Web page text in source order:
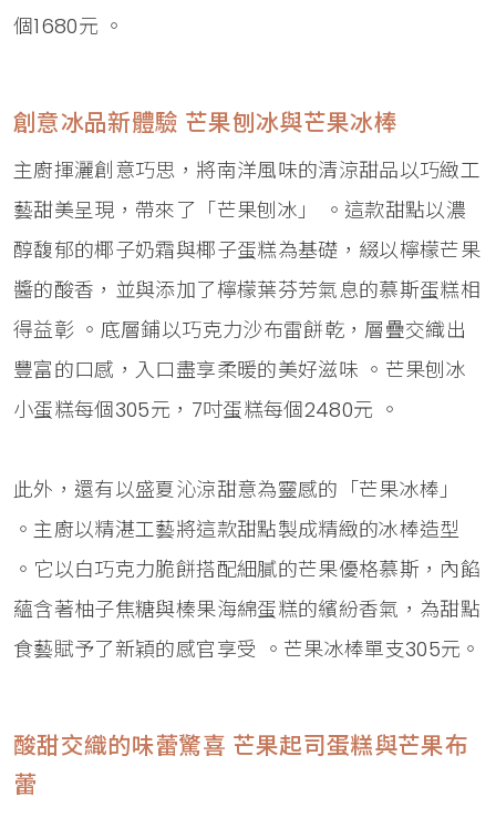
個1680元 。
創意冰品新體驗 芒果刨冰與芒果冰棒
主廚揮灑創意巧思，將南洋風味的清涼甜品以巧緻工
藝甜美呈現，帶來了「芒果刨冰」 。這款甜點以濃
醇馥郁的椰子奶霜與椰子蛋糕為基礎，綴以檸檬芒果
醬的酸香，並與添加了檸檬葉芬芳氣息的慕斯蛋糕相
得益彰 。底層鋪以巧克力沙布雷餅乾，層疊交織出
豐富的口感，入口盡享柔暖的美好滋味 。芒果刨冰
小蛋糕每個305元，7吋蛋糕每個2480元 。
此外，還有以盛夏沁涼甜意為靈感的「芒果冰棒」
。主廚以精湛工藝將這款甜點製成精緻的冰棒造型
。它以白巧克力脆餅搭配細膩的芒果優格慕斯，內餡
蘊含著柚子焦糖與榛果海綿蛋糕的繽紛香氣，為甜點
食藝賦予了新穎的感官享受 。芒果冰棒單支305元。
酸甜交織的味蕾驚喜 芒果起司蛋糕與芒果布
蕾